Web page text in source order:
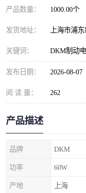
产品数量： 1000.00个
发货地址： 上海市浦
关键词： DKM制动
发布日期： 2026-08-07
阅 读 量： 262
产品描述
品牌 DKM
功率 60W
产地 上海